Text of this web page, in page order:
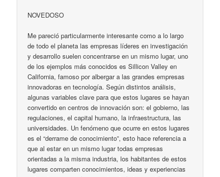
NOVEDOSO
Me pareció particularmente interesante como a lo largo
de todo el planeta las empresas líderes en investigación
y desarrollo suelen concentrarse en un mismo lugar, uno
de los ejemplos más conocidos es Sillicon Valley en
California, famoso por albergar a las grandes empresas
innovadoras en tecnología. Según distintos análisis,
algunas variables clave para que estos lugares se hayan
convertido en centros de innovación son: el gobierno, las
regulaciones, el capital humano, la infraestructura, las
universidades. Un fenómeno que ocurre en estos lugares
es el “derrame de conocimiento”, esto hace referencia a
que al estar en un mismo lugar todas empresas
orientadas a la misma industria, los habitantes de estos
lugares comparten conocimientos, ideas y experiencias